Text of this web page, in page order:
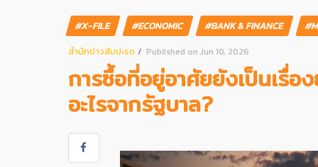
#X-FILE #ECONOMIC #BANK & FINANCE
สํานักข่าวสับปะรด
Published on Jun 10, 2026
การซื้อที่อยู่อาศัยยังเป็นเรื่อ
อะไรจากรัฐบาล?